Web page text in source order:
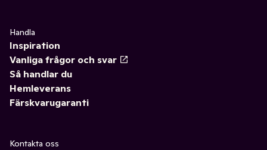
Handla
Inspiration
Vanliga frågor och svar
Så handlar du
Hemleverans
Färskvarugaranti
Kontakta oss